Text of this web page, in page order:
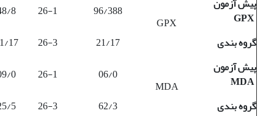
GPX
96/388
26-1
8
گروه بندی
21/17
26-3
17
پیش آزمون
MDA
06/0
26-1
0
گروه بندی
62/3
26-3
5